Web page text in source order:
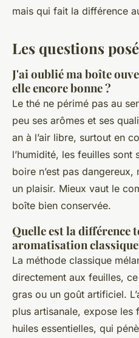
mais qui fait la différence
Les questions
J'ai oublié ma boîte
elle encore bonne ?
Le thé ne périmé pas au
peu ses arômes et ses
an à l’air libre, surtout en
l’humidité, les feuilles sont
boire n’est pas dangereux,
un plaisir. Mieux vaut le
boîte bien conservée.
Quelle est la différence
aromatisation classique
La méthode classique
directement aux feuilles,
gras ou un goût artificiel.
plus artisanale, expose les
huiles essentielles, qui